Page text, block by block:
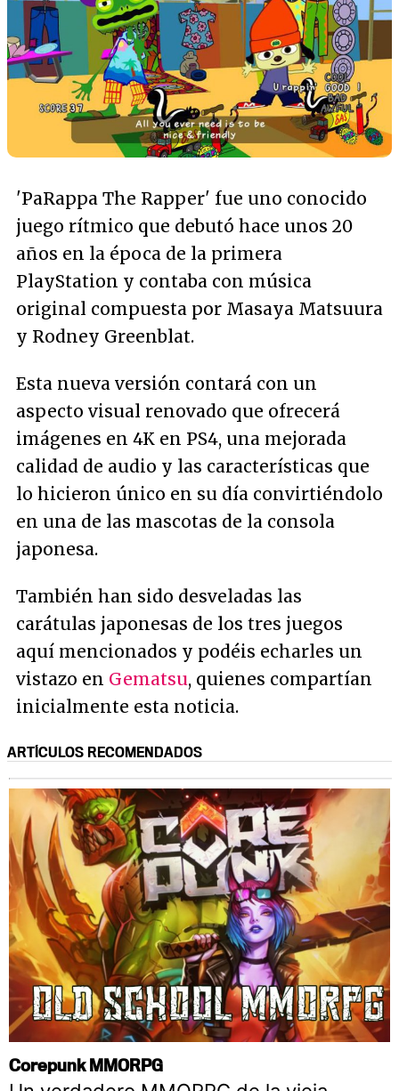
'PaRappa The Rapper' fue uno conocido
juego rítmico que debutó hace unos 20
años en la época de la primera
PlayStation y contaba con música
original compuesta por Masaya Matsuura
y Rodney Greenblat.
Esta nueva versión contará con un
aspecto visual renovado que ofrecerá
imágenes en 4K en PS4, una mejorada
calidad de audio y las características que
lo hicieron único en su día convirtiéndolo
en una de las mascotas de la consola
japonesa.
También han sido desveladas las
carátulas japonesas de los tres juegos
aquí mencionados y podéis echarles un
vistazo en Gematsu, quienes compartían
inicialmente esta noticia.
ARTÍCULOS RECOMENDADOS
Corepunk MMORPG